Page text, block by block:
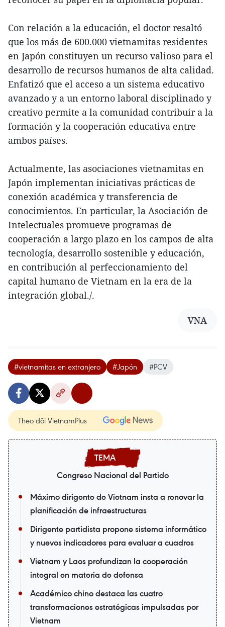
Con relación a la educación, el doctor resaltó
que los más de 600.000 vietnamitas residentes
en Japón constituyen un recurso valioso para el
desarrollo de recursos humanos de alta calidad.
Enfatizó que el acceso a un sistema educativo
avanzado y a un entorno laboral disciplinado y
creativo permite a la comunidad contribuir a la
formación y la cooperación educativa entre
ambos países.
Actualmente, las asociaciones vietnamitas en
Japón implementan iniciativas prácticas de
conexión académica y transferencia de
conocimientos. En particular, la Asociación de
Intelectuales promueve programas de
cooperación a largo plazo en los campos de alta
tecnología, desarrollo sostenible y educación,
en contribución al perfeccionamiento del
capital humano de Vietnam en la era de la
integración global./.
VNA
#vietnamitas en extranjero #Japón #PCV
Theo dõi VietnamPlus
Congreso Nacional del Partido
Máximo dirigente de Vietnam insta a renovar la
planificación de infraestructuras
Dirigente partidista propone sistema informático
y nuevos indicadores para evaluar a cuadros
Vietnam y Laos profundizan la cooperación
integral en materia de defensa
Académico chino destaca las cuatro
transformaciones estratégicas impulsadas por
Vietnam